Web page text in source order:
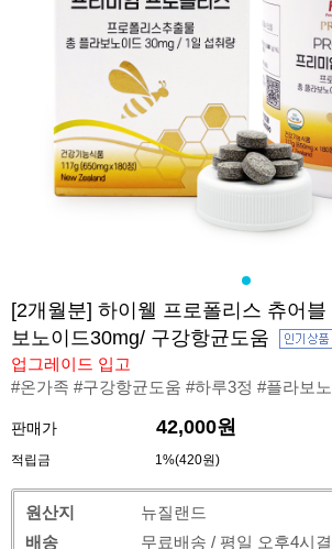
[2개월분] 하이웰 프로폴리스 츄어
보노이드30mg/ 구강항균도움
업그레이드 입고
#온가족 #구강항균도움 #하루3정 #플라보
판매가 42,000원
적립금 1%(420원)
원산지
뉴질랜드
배송
무료배송 / 평일 오후4시